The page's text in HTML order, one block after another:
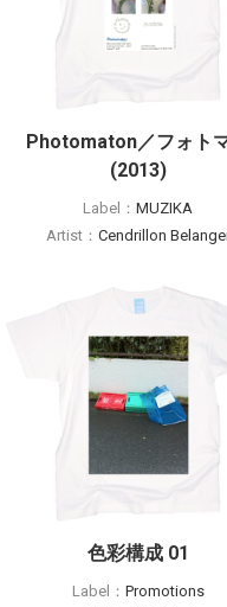
Photomaton／フォト
(2013)
Label：MUZIKA
Artist： Cendrillon
色彩構成 01
Label： Promotions